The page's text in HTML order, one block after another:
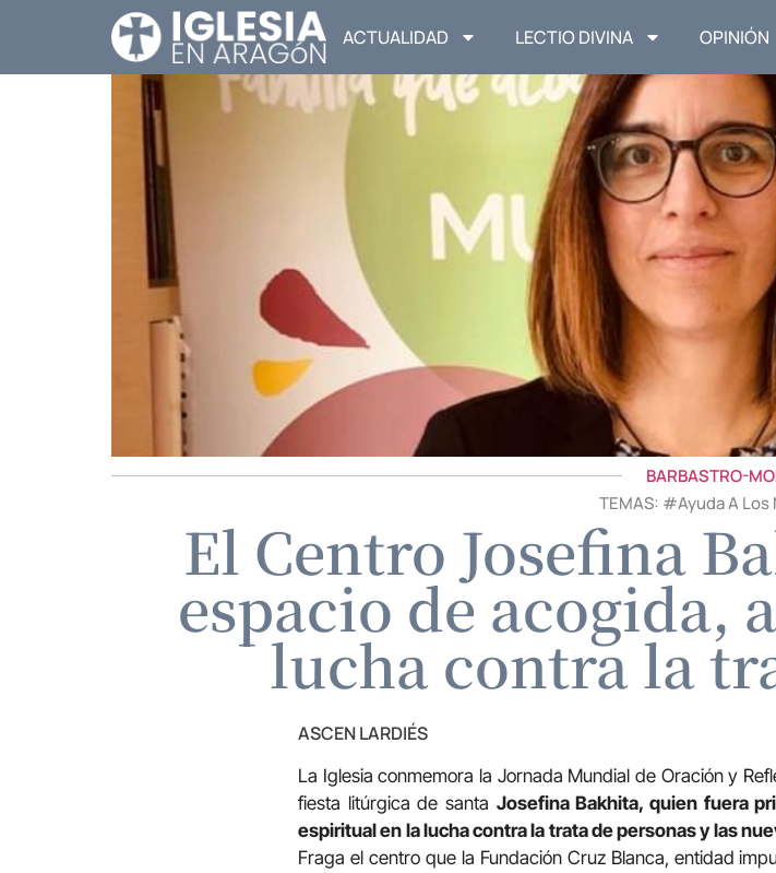
ACTUALIDAD LECTIO DIVINA OPINIÓN
BARBASTRO-
TEMAS: #Ayuda A
El Centro Josefina
espacio de acogida,
lucha contra la
ASCEN LARDIÉS
La Iglesia conmemora la Jornada Mundial de Oración y
fiesta litúrgica de santa Josefina Bakhita, quien fuera
espiritual en la lucha contra la trata de personas y las
Fraga el centro que la Fundación Cruz Blanca, entidad